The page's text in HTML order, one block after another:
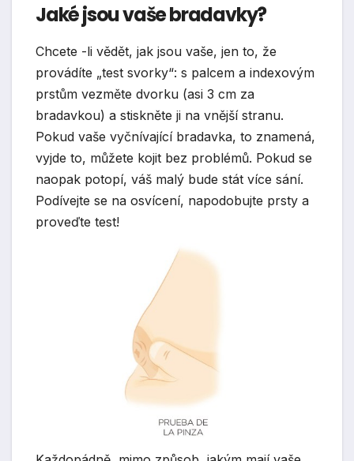
Jaké jsou vaše bradavky?
Chcete -li vědět, jak jsou vaše, jen to, že
provádíte „test svorky“: s palcem a indexovým
prstům vezměte dvorku (asi 3 cm za
bradavkou) a stiskněte ji na vnější stranu.
Pokud vaše vyčnívající bradavka, to znamená,
vyjde to, můžete kojit bez problémů. Pokud se
naopak potopí, váš malý bude stát více sání.
Podívejte se na osvícení, napodobujte prsty a
proveďte test!